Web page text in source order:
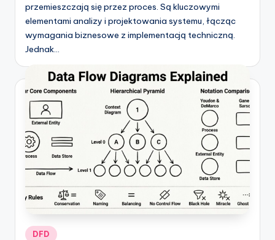
przemieszczają się przez proces. Są kluczowymi
elementami analizy i projektowania systemu, łącząc
wymagania biznesowe z implementacją techniczną.
Jednak…
Posted
DFD